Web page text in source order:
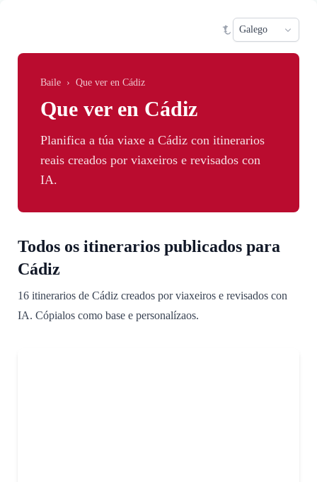
Baile › Que ver en Cádiz
Que ver en Cádiz
Planifica a túa viaxe a Cádiz con itinerarios
reais creados por viaxeiros e revisados con
IA.
Todos os itinerarios publicados para
Cádiz
16 itinerarios de Cádiz creados por viaxeiros e revisados con
IA. Cópialos como base e personalízaos.